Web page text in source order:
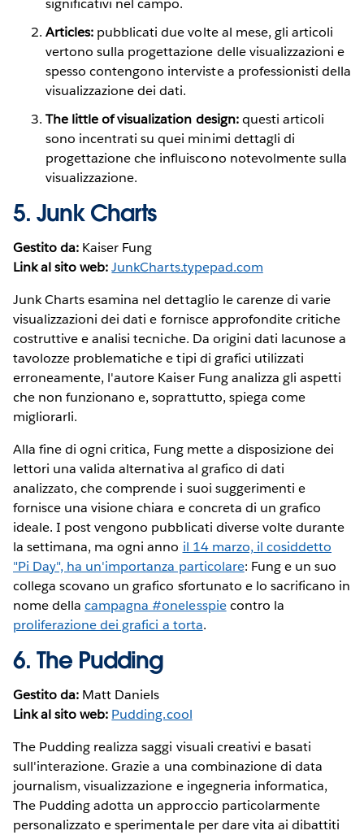
significativi nel campo.
Articles: pubblicati due volte al mese, gli articoli
vertono sulla progettazione delle visualizzazioni e
spesso contengono interviste a professionisti della
visualizzazione dei dati.
The little of visualization design:questi articoli
sono incentrati su quei minimi dettagli di
progettazione che influiscono notevolmente sulla
visualizzazione.
5. Junk Charts
Gestito da: Kaiser Fung
Link al sito web: JunkCharts.typepad.com
Junk Charts esamina nel dettaglio le carenze di varie
visualizzazioni dei dati e fornisce approfondite critiche
costruttive e analisi tecniche. Da origini dati lacunose a
tavolozze problematiche e tipi di grafici utilizzati
erroneamente, l'autore Kaiser Fung analizza gli aspetti
che non funzionano e, soprattutto, spiega come
migliorarli.
Alla fine di ogni critica, Fung mette a disposizione dei
lettori una valida alternativa al grafico di dati
analizzato, che comprende i suoi suggerimenti e
fornisce una visione chiara e concreta di un grafico
ideale. I post vengono pubblicati diverse volte durante
la settimana, ma ogni anno il 14 marzo, il cosiddetto
"Pi Day", ha un'importanza particolare: Fung e un suo
collega scovano un grafico sfortunato e lo sacrificano in
nome dellacampagna #onelesspiecontro la
proliferazione dei grafici a torta.
6. The Pudding
Gestito da: Matt Daniels
Link al sito web: Pudding.cool
The Pudding realizza saggi visuali creativi e basati
sull'interazione. Grazie a una combinazione di data
journalism, visualizzazione e ingegneria informatica,
The Pudding adotta un approccio particolarmente
personalizzato e sperimentale per dare vita ai dibattiti